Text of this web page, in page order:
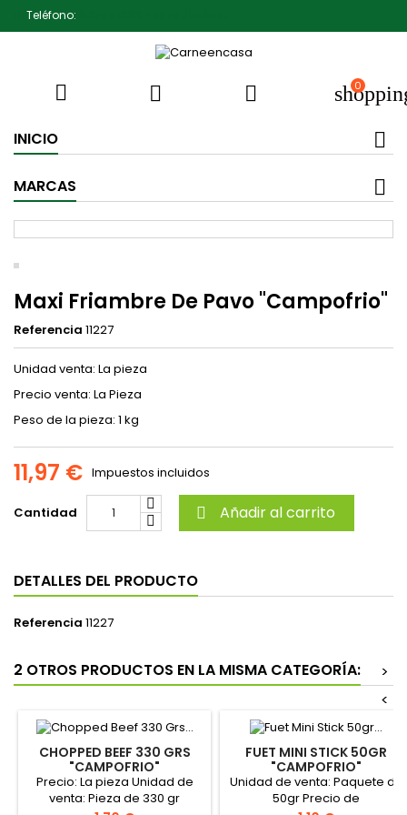
Teléfono:
   0
INICIO
MARCAS
Maxi Friambre De Pavo "Campofrio"
Referencia 11227
Unidad venta: La pieza
Precio venta: La Pieza
Peso de la pieza: 1 kg
11,97 € Impuestos incluidos
Cantidad  Añadir al carrito
DETALLES DEL PRODUCTO
Referencia 11227
2 OTROS PRODUCTOS EN LA MISMA CATEGORÍA:
>
<
CHOPPED BEEF 330 GRS
"CAMPOFRIO"
Precio: La pieza Unidad de
venta: Pieza de 330 gr
FUET MINI STICK 50GR
"CAMPOFRIO"
Unidad de venta: Paquete de
50gr Precio de